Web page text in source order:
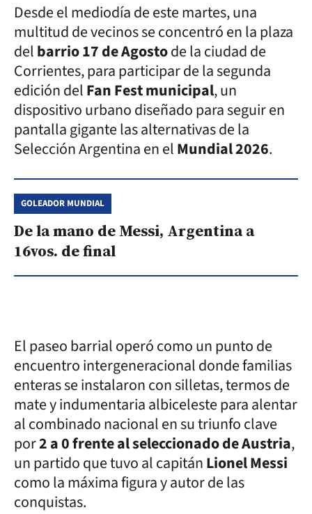
Desde el mediodía de este martes, una
multitud de vecinos se concentró en la plaza
delbarrio 17 de Agostode la ciudad de
Corrientes, para participar de la segunda
edición delFan Fest municipal, un
dispositivo urbano diseñado para seguir en
pantalla gigante las alternativas de la
Selección Argentina en elMundial 2026.
GOLEADOR MUNDIAL
De la mano de Messi, Argentina a
16vos. de final
El paseo barrial operó como un punto de
encuentro intergeneracional donde familias
enteras se instalaron con silletas, termos de
mate y indumentaria albiceleste para alentar
al combinado nacional en su triunfo clave
por2 a 0 frente al seleccionado de Austria,
un partido que tuvo al capitánLionel Messi
como la máxima figura y autor de las
conquistas.